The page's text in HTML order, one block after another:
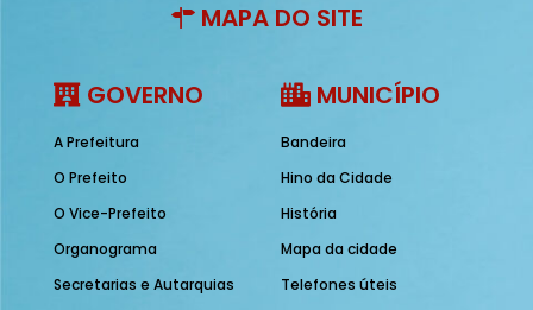
MAPA DO SITE
GOVERNO
A Prefeitura
O Prefeito
O Vice-Prefeito
Organograma
Secretarias e Autarquias
MUNICÍPIO
Bandeira
Hino da Cidade
História
Mapa da cidade
Telefones úteis